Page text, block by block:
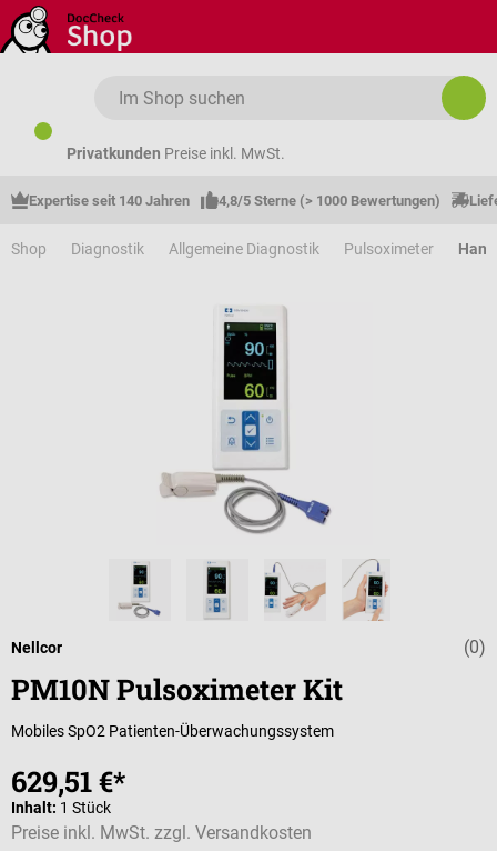
Zum Hauptinhalt springen
Privatkunden Preise inkl. MwSt.
Expertise seit 140 Jahren 4,8/5 Sterne (> 1000 Bewertungen)
Shop Diagnostik Allgemeine Diagnostik Pulsoximeter
(0)
Nellcor
PM10N Pulsoximeter Kit
Mobiles SpO2 Patienten-Überwachungssystem
629,51 €*
Inhalt: 1 Stück
Preise inkl. MwSt. zzgl. Versandkosten